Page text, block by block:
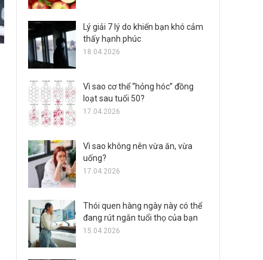
Lý giải 7 lý do khiến bạn khó cảm
thấy hạnh phúc
18.04.2026
Vì sao cơ thể “hỏng hóc” đồng
loạt sau tuổi 50?
17.04.2026
Vì sao không nên vừa ăn, vừa
uống?
17.04.2026
Thói quen hàng ngày này có thể
đang rút ngắn tuổi thọ của bạn
15.04.2026